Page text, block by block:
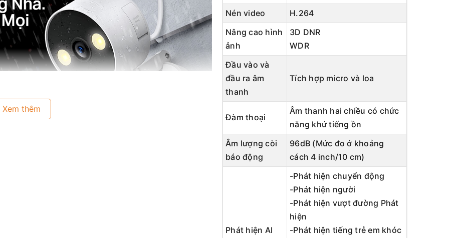
Xem thêm
Nén video
H.264
Nâng cao hình
ảnh
3D DNR
WDR
Đầu vào và
đầu ra âm
thanh
Tích hợp micro và loa
Đàm thoại
Âm thanh hai chiều có chức
năng khử tiếng ồn
Âm lượng còi
báo động
96dB (Mức đo ở khoảng
cách 4 inch/10 cm)
Phát hiện AI
-Phát hiện chuyển động
-Phát hiện người
-Phát hiện vượt đường Phát
hiện
-Phát hiện tiếng trẻ em khóc